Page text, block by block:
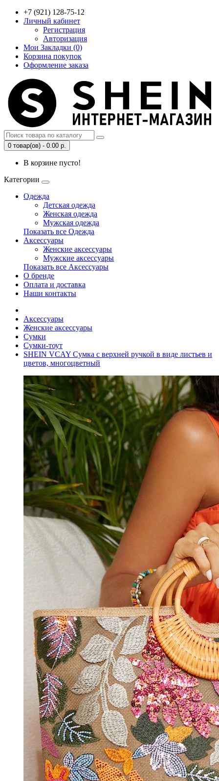
+7 (921) 128-75-12
Личный кабинет
Регистрация
Авторизация
Мои Закладки (0)
Корзина покупок
Оформление заказа
0 товар(ов) - 0.00 р.
В корзине пусто!
Категории
Одежда
Детская одежда
Женская одежда
Мужская одежда
Показать все Одежда
Аксессуары
Женские аксессуары
Мужские аксессуары
Показать все Аксессуары
О бренде
Оплата и доставка
Наши контакты
Аксессуары
Женские аксессуары
Сумки
Сумки-тоут
SHEIN VCAY Сумка с верхней ручкой в ​​виде листьев и
цветов, многоцветный